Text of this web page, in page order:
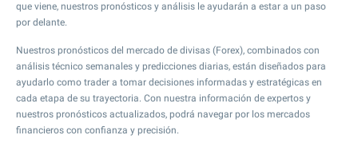
que viene, nuestros pronósticos y análisis le ayudarán a estar a un paso
por delante.
Nuestros pronósticos del mercado de divisas (Forex), combinados con
análisis técnico semanales y predicciones diarias, están diseñados para
ayudarlo como trader a tomar decisiones informadas y estratégicas en
cada etapa de su trayectoria. Con nuestra información de expertos y
nuestros pronósticos actualizados, podrá navegar por los mercados
financieros con confianza y precisión.